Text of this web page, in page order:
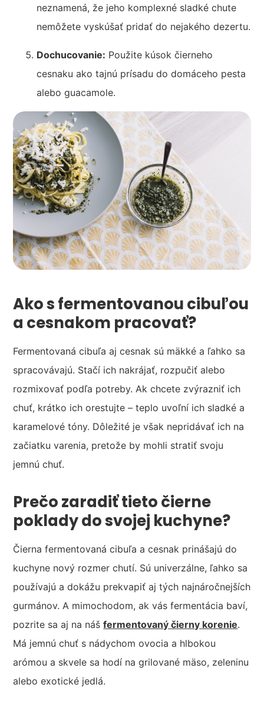
neznamená, že jeho komplexné sladké chute
nemôžete vyskúšať pridať do nejakého dezertu.
Dochucovanie: Použite kúsok čierneho
cesnaku ako tajnú prísadu do domáceho pesta
alebo guacamole.
Ako s fermentovanou cibuľou
a cesnakom pracovať?
Fermentovaná cibuľa aj cesnak sú mäkké a ľahko sa
spracovávajú. Stačí ich nakrájať, rozpučiť alebo
rozmixovať podľa potreby. Ak chcete zvýrazniť ich
chuť, krátko ich orestujte – teplo uvoľní ich sladké a
karamelové tóny. Dôležité je však nepridávať ich na
začiatku varenia, pretože by mohli stratiť svoju
jemnú chuť.
Prečo zaradiť tieto čierne
poklady do svojej kuchyne?
Čierna fermentovaná cibuľa a cesnak prinášajú do
kuchyne nový rozmer chutí. Sú univerzálne, ľahko sa
používajú a dokážu prekvapiť aj tých najnáročnejších
gurmánov. A mimochodom, ak vás fermentácia baví,
pozrite sa aj na nášfermentovaný čierny korenie.
Má jemnú chuť s nádychom ovocia a hlbokou
arómou a skvele sa hodí na grilované mäso, zeleninu
alebo exotické jedlá.